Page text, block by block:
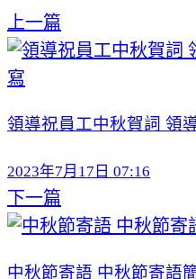
上一篇
領導祝員工中秋賀詞 領
2023年7月17日 07:16
下一篇
中秋節寄語 中秋節寄語